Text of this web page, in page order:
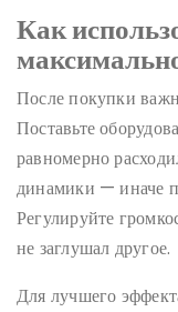
Как
После покупки
Поставьте
равномерно
динамики — иначе
Регулируйте
не заглушал другое.
Для лучшего